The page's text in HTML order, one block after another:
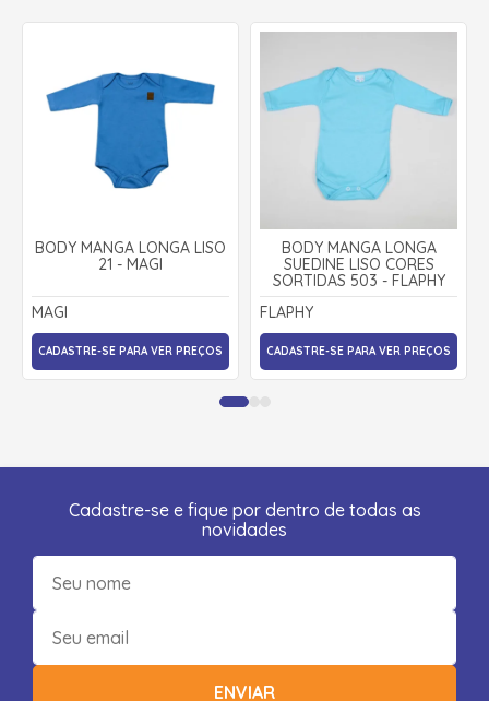
BODY MANGA LONGA LISO
21 - MAGI
MAGI
CADASTRE-SE PARA VER PREÇOS
BODY MANGA LONGA
SUEDINE LISO CORES
SORTIDAS 503 - FLAPHY
FLAPHY
CADASTRE-SE PARA VER PREÇOS
Cadastre-se e fique por dentro de todas as
novidades
ENVIAR